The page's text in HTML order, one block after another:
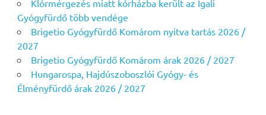
Klórmérgezés miatt kórházba került az Igali
Gyógyfürdő több vendége
Brigetio Gyógyfürdő Komárom nyitva tartás 2026 /
2027
Brigetio Gyógyfürdő Komárom árak 2026 / 2027
Hungarospa, Hajdúszoboszlói Gyógy- és
Élményfürdő árak 2026 / 2027